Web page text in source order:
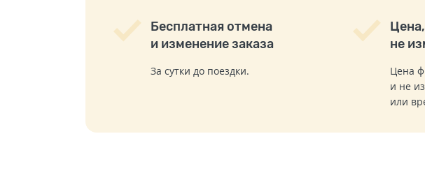
Бесплатная отмена
и изменение заказа
За сутки до поездки.
не
Цена
и не
или